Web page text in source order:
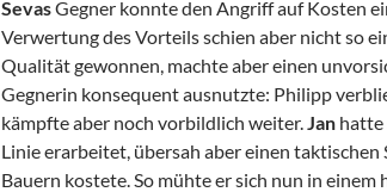
SevasGegner konnte den Angriff auf Kosten
Verwertung des Vorteils schien aber nicht so
Qualität gewonnen, machte aber einen
Gegnerin konsequent ausnutzte: Philipp
kämpfte aber noch vorbildlich weiter.Jan hatte
Linie erarbeitet, übersah aber einen taktischen
Bauern kostete. So mühte er sich nun in